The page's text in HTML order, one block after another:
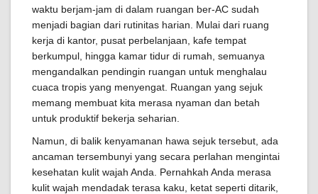
waktu berjam-jam di dalam ruangan ber-AC sudah
menjadi bagian dari rutinitas harian. Mulai dari ruang
kerja di kantor, pusat perbelanjaan, kafe tempat
berkumpul, hingga kamar tidur di rumah, semuanya
mengandalkan pendingin ruangan untuk menghalau
cuaca tropis yang menyengat. Ruangan yang sejuk
memang membuat kita merasa nyaman dan betah
untuk produktif bekerja seharian.
Namun, di balik kenyamanan hawa sejuk tersebut, ada
ancaman tersembunyi yang secara perlahan mengintai
kesehatan kulit wajah Anda. Pernahkah Anda merasa
kulit wajah mendadak terasa kaku, ketat seperti ditarik,